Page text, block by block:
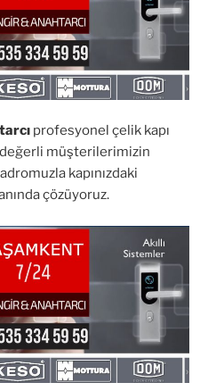
profesyonel çelik kapı
müşterilerimizin
kapınızdaki
çözüyoruz.